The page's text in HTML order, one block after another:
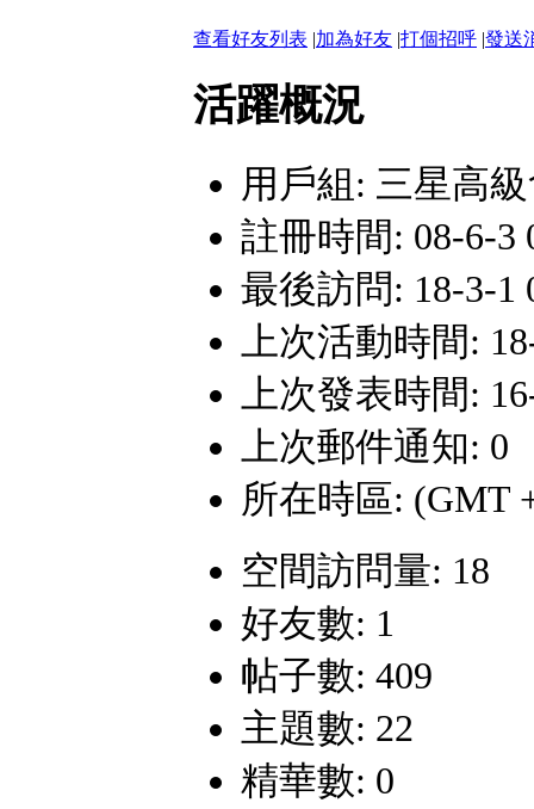
查看好友列表 |加為好友 |打個招呼 |發送
活躍概況
用戶組: 三星高
註冊時間: 08-6-3
最後訪問: 18-3-1
上次活動時間:
上次發表時間:
上次郵件通知: 0
所在時區: (GMT
空間訪問量: 18
好友數: 1
帖子數: 409
主題數: 22
精華數: 0